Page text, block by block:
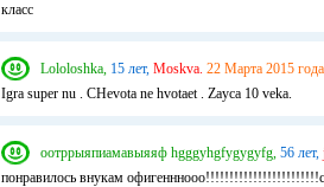
класс
Lololoshka, 15 лет, Moskva. 22 Марта 2015
Igra super nu . CHevota ne hvotaet . Zayca 10 veka.
оотррыяпиамавыяяф hgggyhgfygygyfg, 56 лет,
понравилось внукам